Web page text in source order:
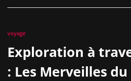
voyage
Exploration à
: Les Merveilles